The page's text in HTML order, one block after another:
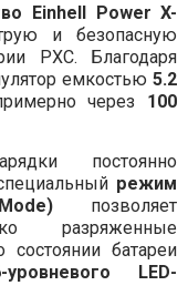
Einhell Power X-
и безопасную
PXC. Благодаря
емкостью5.2
через 100
постоянно
режим
позволяет
разряженные
батареи
уровневого LED-